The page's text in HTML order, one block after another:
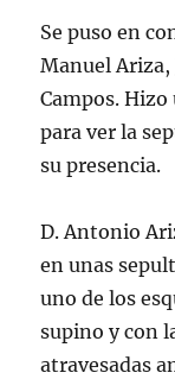
Se puso en
Manuel Ariza,
Campos.
para ver la
su presencia.
D. Antonio
en unas
uno de los
supino y con
atravesadas